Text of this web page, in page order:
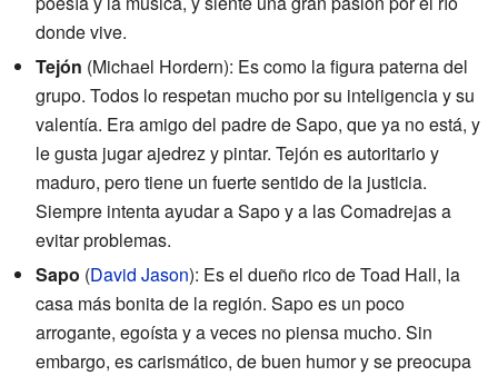
donde vive.
Tejón (Michael Hordern): Es como la figura paterna del
grupo. Todos lo respetan mucho por su inteligencia y su
valentía. Era amigo del padre de Sapo, que ya no está, y
le gusta jugar ajedrez y pintar. Tejón es autoritario y
maduro, pero tiene un fuerte sentido de la justicia.
Siempre intenta ayudar a Sapo y a las Comadrejas a
evitar problemas.
Sapo (David Jason): Es el dueño rico de Toad Hall, la
casa más bonita de la región. Sapo es un poco
arrogante, egoísta y a veces no piensa mucho. Sin
embargo, es carismático, de buen humor y se preocupa